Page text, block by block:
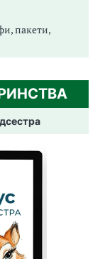
пакети,